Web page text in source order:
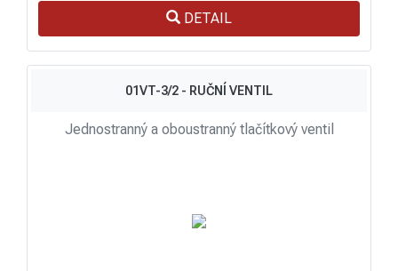
DETAIL
01VT-3/2 - RUČNÍ VENTIL
Jednostranný a oboustranný tlačítkový ventil